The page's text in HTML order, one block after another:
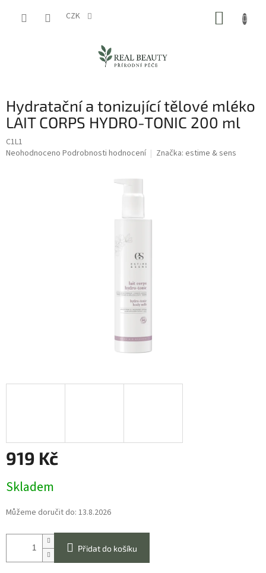
CZK
Hydratační a tonizující tělové mléko
LAIT CORPS HYDRO-TONIC 200 ml
C1L1
Průměrné
Neohodnoceno Podrobnosti hodnocení Značka: estime & sens
919 Kč
cena:
Skladem
Můžeme doručit do: 13.8.2026
Přidat do košíku